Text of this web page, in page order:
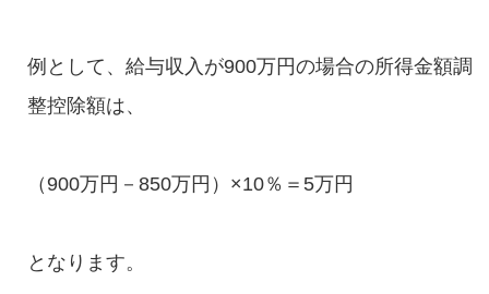
例として、給与収入が900万円の場合の所得金額調
整控除額は、
（900万円－850万円）×10％＝5万円
となります。